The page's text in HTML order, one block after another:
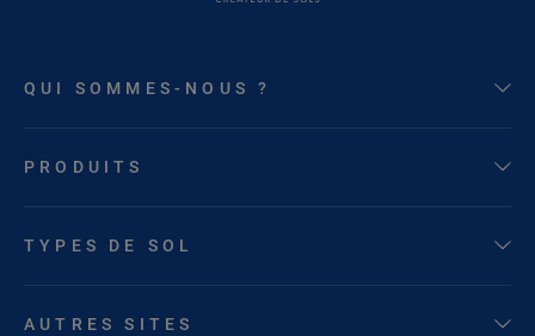
QUI SOMMES-NOUS ?
PRODUITS
TYPES DE SOL
AUTRES SITES